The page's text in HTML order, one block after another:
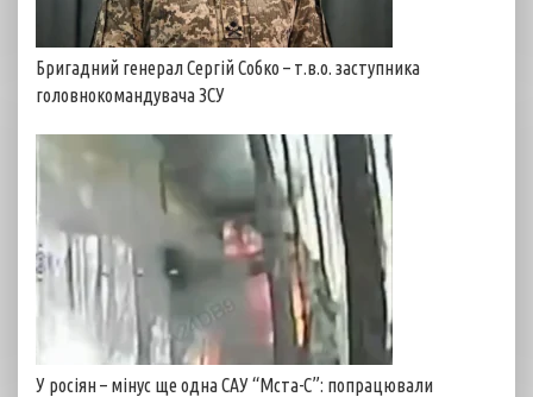
Бригадний генерал Сергій Собко – т.в.о. заступника
головнокомандувача ЗСУ
У росіян – мінус ще одна САУ “Мста-С”: попрацювали